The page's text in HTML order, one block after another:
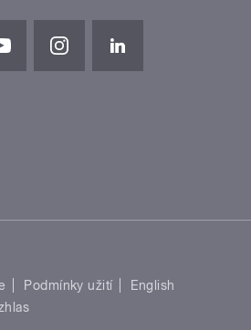
Podmínky užití
English